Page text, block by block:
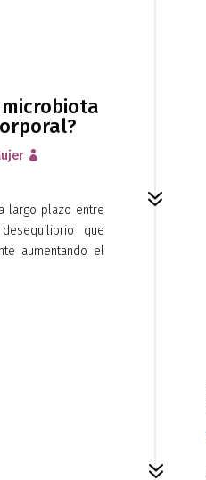
7

largo plazo entre
que
aumentando el
7